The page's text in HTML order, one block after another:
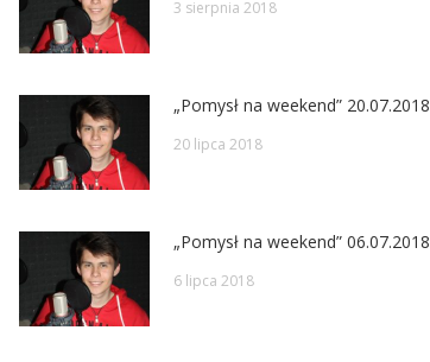
3 sierpnia 2018
„Pomysł na weekend” 20.07.2018
20 lipca 2018
„Pomysł na weekend” 06.07.2018
6 lipca 2018